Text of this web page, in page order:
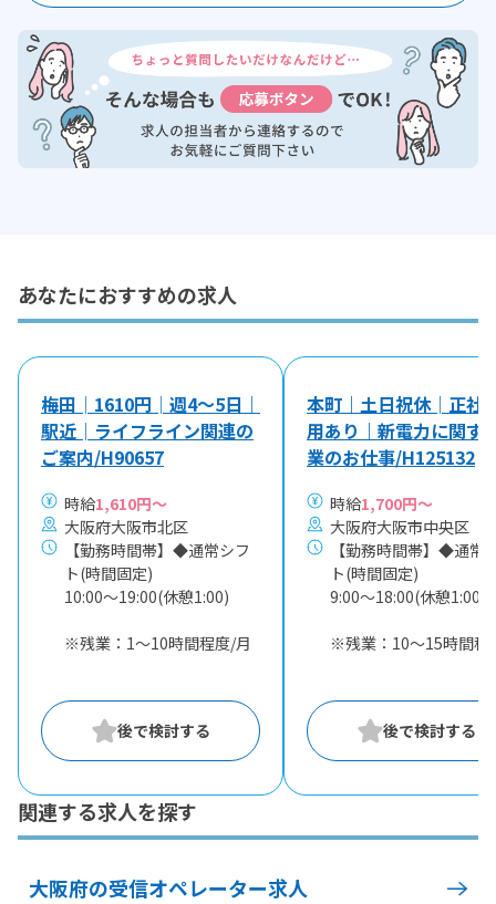
あなたにおすすめの求人
梅田│1610円│週4～5日｜
駅近│ライフライン関連の
ご案内/H90657
時給1,610円～
大阪府大阪市北区
【勤務時間帯】◆通常シフ
ト(時間固定)
10:00〜19:00(休憩1:00)
※残業：1〜10時間程度/月
本町｜土日祝休│正社
用あり｜新電力に関す
業のお仕事/H125132
時給1,700円～
大阪府大阪市中央区
【勤務時間帯】◆通常
ト(時間固定)
9:00〜18:00(休憩1:00)
※残業：10〜15時間程
関連する求人を探す
大阪府の受信オペレーター求人